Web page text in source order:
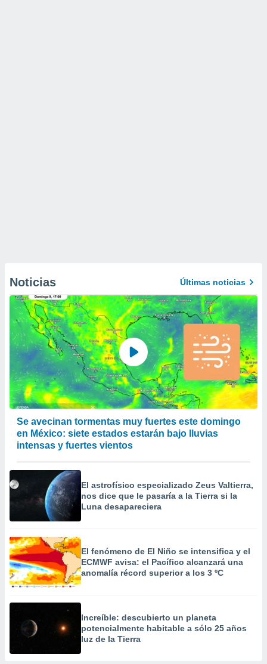
Noticias Últimas noticias
Se avecinan tormentas muy fuertes este domingo
en México: siete estados estarán bajo lluvias
intensas y fuertes vientos
El astrofísico especializado Zeus Valtierra,
nos dice que le pasaría a la Tierra si la
Luna desapareciera
El fenómeno de El Niño se intensifica y el
ECMWF avisa: el Pacífico alcanzará una
anomalía récord superior a los 3 ºC
Increíble: descubierto un planeta
potencialmente habitable a sólo 25 años
luz de la Tierra